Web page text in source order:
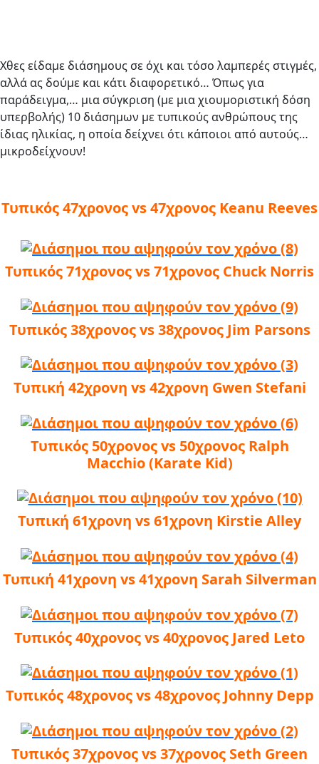
Χθες είδαμε διάσημους σε όχι και τόσο λαμπερές στιγμές,
αλλά ας δούμε και κάτι διαφορετικό… Όπως για
παράδειγμα,… μια σύγκριση (με μια χιουμοριστική δόση
υπερβολής) 10 διάσημων με τυπικούς ανθρώπους της
ίδιας ηλικίας, η οποία δείχνει ότι κάποιοι από αυτούς…
μικροδείχνουν!
Τυπικός 47χρονος vs 47χρονος Keanu Reeves
Τυπικός 71χρονος vs 71χρονος Chuck Norris
Τυπικός 38χρονος vs 38χρονος Jim Parsons
Τυπική 42χρονη vs 42χρονη Gwen Stefani
Τυπικός 50χρονος vs 50χρονος Ralph
Macchio (Karate Kid)
Τυπική 61χρονη vs 61χρονη Kirstie Alley
Τυπική 41χρονη vs 41χρονη Sarah Silverman
Τυπικός 40χρονος vs 40χρονος Jared Leto
Τυπικός 48χρονος vs 48χρονος Johnny Depp
Τυπικός 37χρονος vs 37χρονος Seth Green